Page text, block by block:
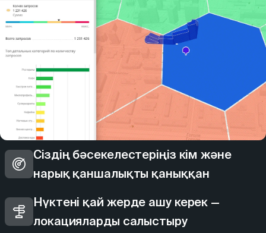
Сіздің бәсекелестеріңіз кім және
нарық қаншалықты қаныққан
Нүктені қай жерде ашу керек —
локацияларды салыстыру